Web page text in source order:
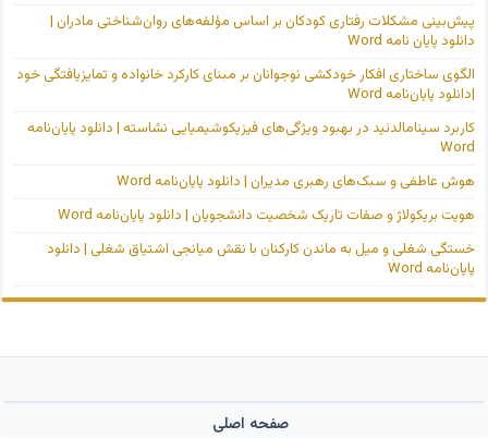
پیش‌بینی مشکلات رفتاری کودکان بر اساس مؤلفه‌های روان‌شناختی مادران |
دانلود پایان نامه Word
الگوی ساختاری افکار خودکشی نوجوانان بر مبنای کارکرد خانواده و تمایزیافتگی خود
|دانلود پایان‌نامه Word
کاربرد سینامالدئید در بهبود ویژگی‌های فیزیکوشیمیایی نشاسته | دانلود پایان‌نامه
Word
هوش عاطفی و سبک‌های رهبری مدیران | دانلود پایان‌نامه Word
هویت بریکولاژ و صفات تاریک شخصیت دانشجویان | دانلود پایان‌نامه Word
خستگی شغلی و میل به ماندن کارکنان با نقش میانجی اشتیاق شغلی | دانلود
پایان‌نامه Word
صفحه اصلی